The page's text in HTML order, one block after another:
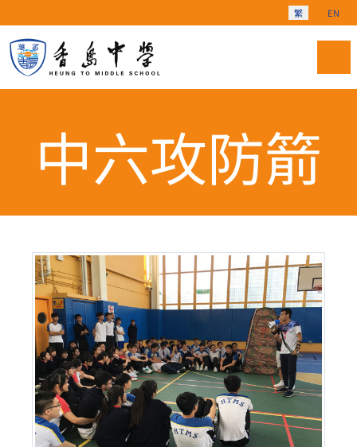
選擇你的語言
繁 EN
中六攻防箭